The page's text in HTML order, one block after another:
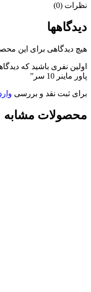
نظرات (0)
دیدگاهها
هیچ دیدگاهی برای این
اولین نفری باشید که
پاور ماینر 10 سر”
برای ثبت نقد و بررسی
محصولات مشابه